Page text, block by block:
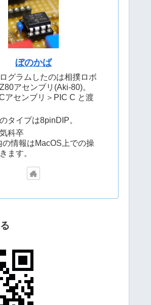
ぼのかば
グラムしたのは相撲ロボ
アセンブリ(Aki-80)。
アセンブリ＞PIC C と渡
タイプは8pinDIP。
科卒
の情報はMacOS上での操
ます。